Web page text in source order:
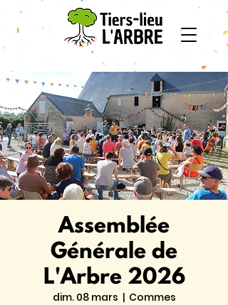
Assemblée
Générale de
L'Arbre 2026
dim. 08 mars
  |
Commes